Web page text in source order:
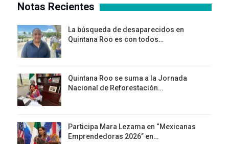
Notas Recientes
La búsqueda de desaparecidos en
Quintana Roo es con todos…
Quintana Roo se suma a la Jornada
Nacional de Reforestación…
Participa Mara Lezama en “Mexicanas
Emprendedoras 2026” en…